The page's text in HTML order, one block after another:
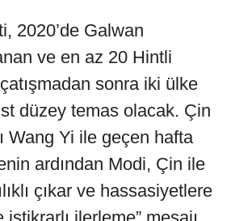
2020’de Galwan
ve en az 20 Hintli
sonra iki ülke
düzey temas olacak. Çin
Wang Yi ile geçen hafta
ardından Modi, Çin ile
çıkar ve hassasiyetlere